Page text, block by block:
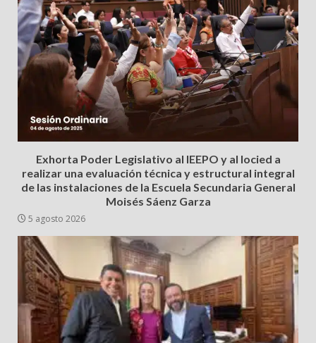
Exhorta Poder Legislativo al IEEPO y al Iocied a
realizar una evaluación técnica y estructural integral
de las instalaciones de la Escuela Secundaria General
Moisés Sáenz Garza
5 agosto 2026